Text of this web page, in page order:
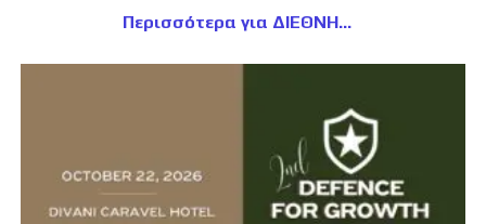
Περισσότερα για ΔΙΕΘΝΗ